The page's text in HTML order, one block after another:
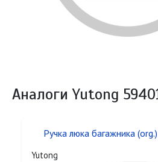
Аналоги Yutong
Ручка люка багажника
Yutong